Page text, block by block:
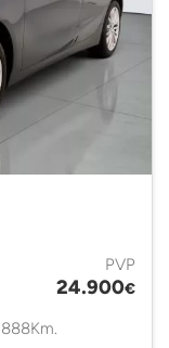
PVP
24.900€